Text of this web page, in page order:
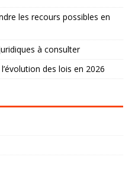
les recours possibles en
à consulter
des lois en 2026